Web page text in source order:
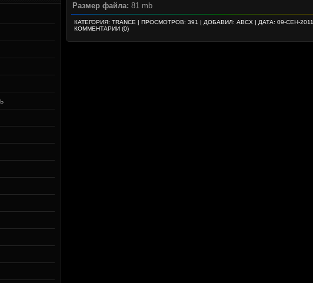
Размер файла: 81 mb
КАТЕГОРИЯ: TRANCE | ПРОСМОТРОВ: 391 | ДОБАВИЛ: ABCX | ДАТА: 09-СЕН-2011
КОММЕНТАРИИ (0)